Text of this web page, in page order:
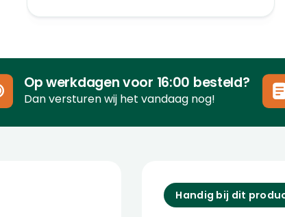
Op werkdagen voor 16:00 besteld?
Dan versturen wij het vandaag nog!
Handig bij dit